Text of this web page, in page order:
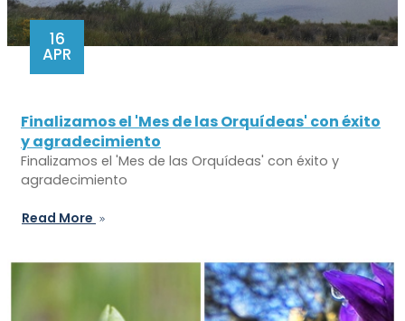
16
APR
Finalizamos el 'Mes de las Orquídeas' con éxito
y agradecimiento
Finalizamos el 'Mes de las Orquídeas' con éxito y
agradecimiento
Read More